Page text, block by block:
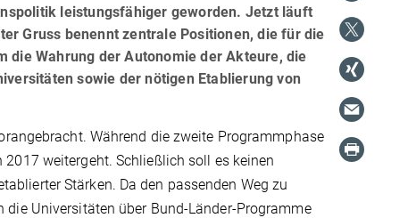
leistungsfähiger geworden. Jetzt läuft
Gruss benennt zentrale Positionen, die für die
die Wahrung der Autonomie der Akteure, die
sowie der nötigen Etablierung von
Während die zweite Programmphase
weitergeht. Schließlich soll es keinen
Stärken. Da den passenden Weg zu
Universitäten über Bund-Länder-Programme